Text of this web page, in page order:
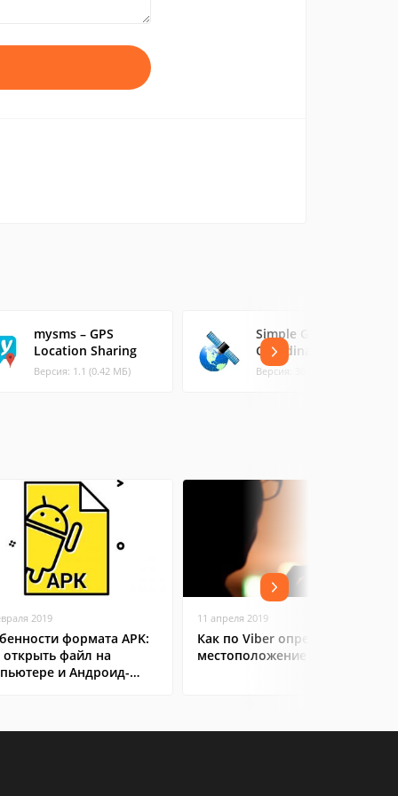
mysms – GPS
Location Sharing
Версия: 1.1 (0.42 МБ)
Simple GPS
Coordinate Display
Версия: 36 (4.89 МБ)
2019
формата APK:
файл на
и Андроид-
11 апреля 2019
Как по Viber определить
местоположение человека